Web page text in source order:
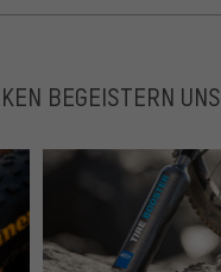
BEGEISTERN UNS